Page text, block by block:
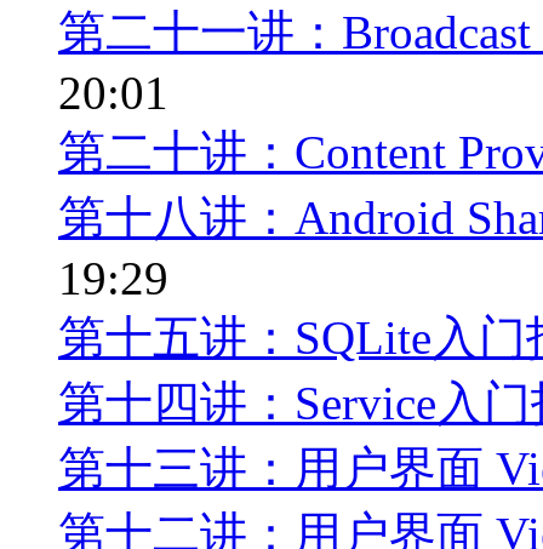
第二十一讲：
20:01
第二十讲：Content
第十八讲：Android
19:29
第十五讲：SQLite入门
第十四讲：Service入
第十三讲：用户界面
第十二讲：用户界面